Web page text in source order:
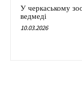
У черкаському
ведмеді
10.03.2026